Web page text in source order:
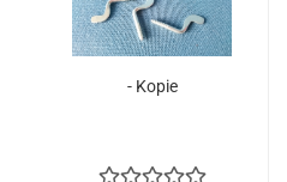
- Kopie